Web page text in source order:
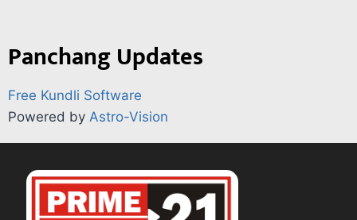
Panchang Updates
Free Kundli Software
Powered by Astro-Vision